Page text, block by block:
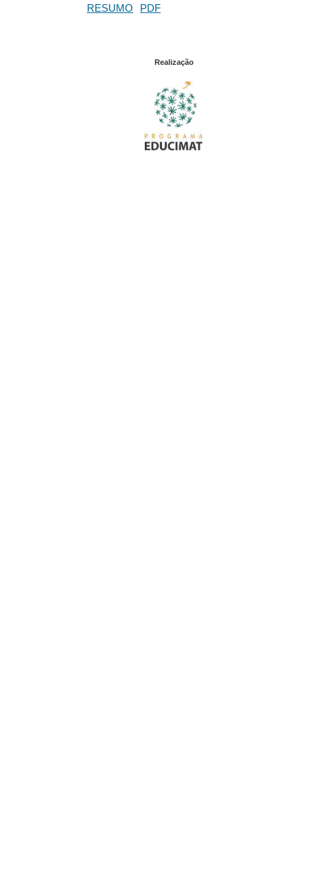
RESUMO PDF
Realização